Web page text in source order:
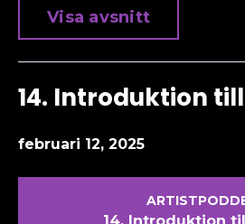
Visa avsnitt
14. Introduktion till
februari 12, 2025